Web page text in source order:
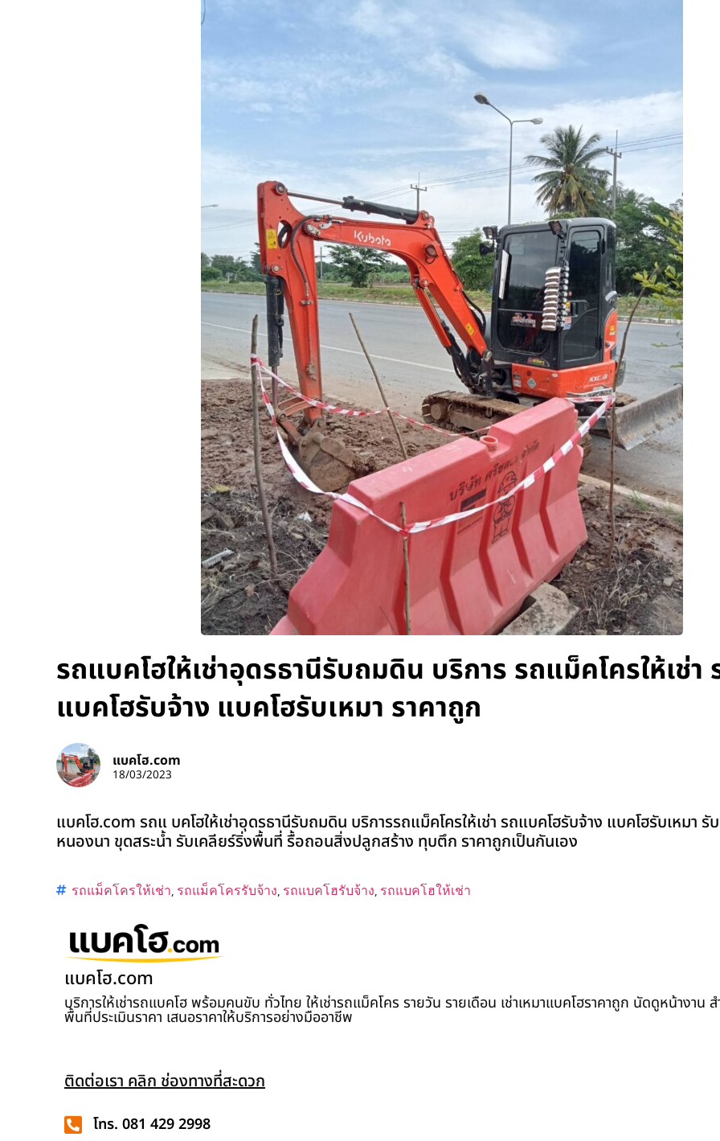
รถแบคโฮให้เช่าอุดรธานีรับถมดิน บริการ รถแม็คโครให้เช่า
แบคโฮรับจ้าง แบคโฮรับเหมา ราคาถูก
แบคโฮ.com
18/03/2023
แบคโฮ.com รถแ บคโฮให้เช่าอุดรธานีรับถมดิน บริการรถแม็คโครให้เช่า รถแบคโฮรับจ้าง แบคโฮรับเหมา
หนองนา ขุดสระน้ำ รับเคลียร์ริ่งพื้นที่ รื้อถอนสิ่งปลูกสร้าง ทุบตึก ราคาถูกเป็นกันเอง
รถแม็คโครให้เช่า, รถแม็คโครรับจ้าง, รถแบคโฮรับจ้าง, รถแบคโฮให้เช่า
แบคโฮ.com
บริการให้เช่ารถแบคโฮ พร้อมคนขับ ทั่วไทย ให้เช่ารถแม็คโคร รายวัน รายเดือน เช่าเหมาแบคโฮราคาถูก นัดดูหน้างาน
พื้นที่ประเมินราคา เสนอราคาให้บริการอย่างมืออาชีพ
ติดต่อเรา คลิก ช่องทางที่สะดวก
โทร. 081 429 2998